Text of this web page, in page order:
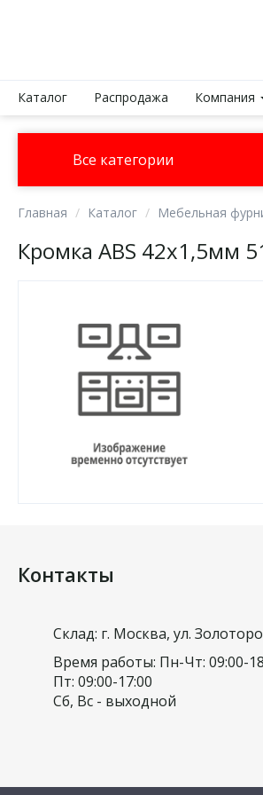
Каталог Распродажа Компания
Все категории
Главная Каталог Мебельная
Кромка ABS 42х1,5мм
Контакты
Склад: г. Москва, ул.
Время работы: Пн-Чт: 09:00-
Пт: 09:00-17:00
Сб, Вс - выходной